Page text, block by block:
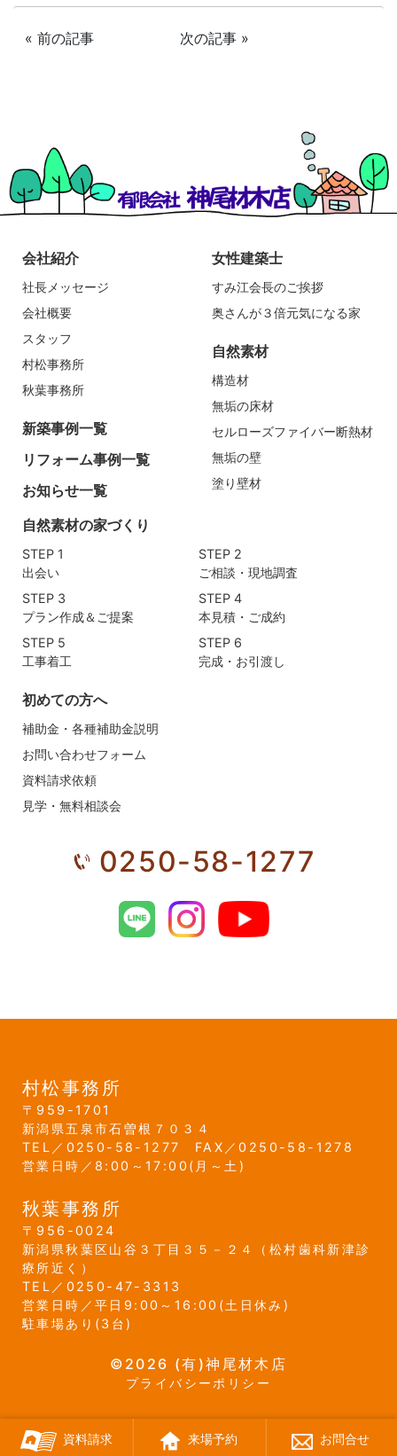
« 前の記事 次の記事 »
会社紹介
社長メッセージ
会社概要
スタッフ
村松事務所
秋葉事務所
新築事例一覧
リフォーム事例一覧
お知らせ一覧
女性建築士
すみ江会長のご挨拶
奥さんが３倍元気になる家
自然素材
構造材
無垢の床材
セルローズファイバー断熱材
無垢の壁
塗り壁材
自然素材の家づくり
STEP 1
出会い
STEP 2
ご相談・現地調査
STEP 3
プラン作成＆ご提案
STEP 4
本見積・ご成約
STEP 5
工事着工
STEP 6
完成・お引渡し
初めての方へ
補助金・各種補助金説明
お問い合わせフォーム
資料請求依頼
見学・無料相談会
0250-58-1277
村松事務所
959-1701
新潟県五泉市石曽根７０３４
0250-58-1277
0250-58-1278
営業日時／8:00～17:00(月～土)
秋葉事務所
956-0024
新潟県秋葉区山谷３丁目３５－２４
（松村歯科新津診
療所近く）
0250-47-3313
営業日時／平日9:00～16:00(土日休み)
駐車場あり(3台)
©2026 (有)神尾材木店
プライバシーポリシー
資料請求 来場予約 お問合せ